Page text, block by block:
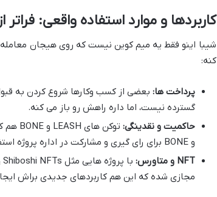
کاربردها و موارد استفاده واقعی: فراتر
شیبا اینو فقط یه میم کوین نیست که روی هیجان
کنه:
پرداخت ها:
گسترده نیست، اما داره راهش رو باز می کنه.
حاکمیت و نقدینگی:
و BONE برای رای گیری و مشارکت در اداره پروژه استفاده می شن.
NFT و متاورس:
مجازی شده که این هم کاربردهای جدیدی براش